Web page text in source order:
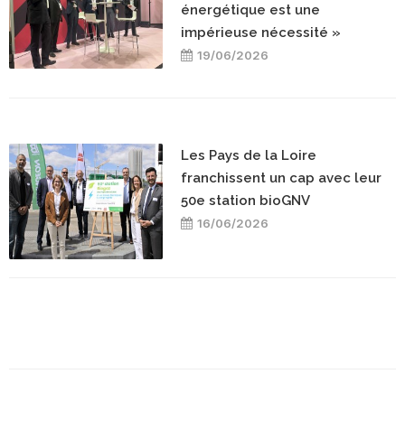
énergétique est une
impérieuse nécessité »
19/06/2026
Les Pays de la Loire
franchissent un cap avec leur
50e station bioGNV
16/06/2026